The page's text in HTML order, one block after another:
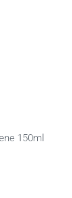
150ml
Η